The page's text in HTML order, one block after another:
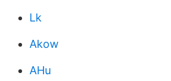
Lk
Akow
AHu